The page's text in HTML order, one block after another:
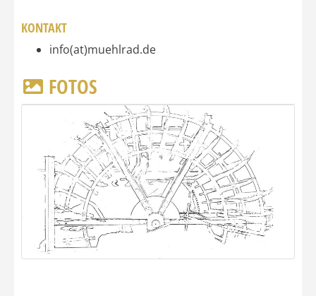
KONTAKT
info(at)muehlrad.de
FOTOS